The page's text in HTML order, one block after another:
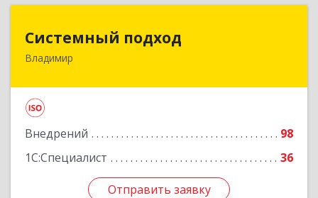
Системный подход
Владимир
Внедрений
98
1С:Специалист
36
Отправить заявку
600022, Владимирская обл, Владимир г, Ленина
Отправить заявку